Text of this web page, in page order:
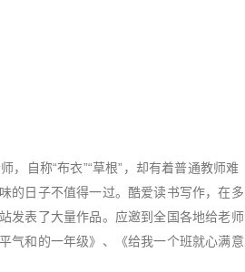
，自称“布衣”“草根”，却有着普通教师难
的日子不值得一过。酷爱读书写作，在多
发表了大量作品。应邀到全国各地给老师
气和的一年级》、《给我一个班就心满意